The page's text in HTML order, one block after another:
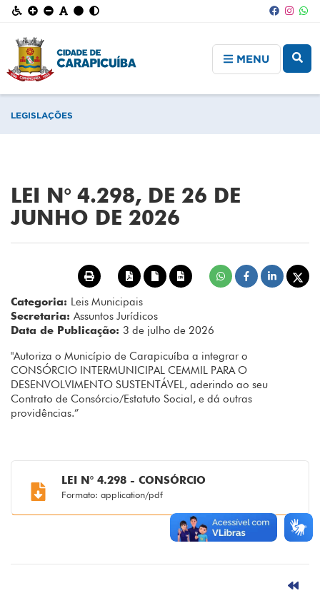
MENU
LEGISLAÇÕES
LEI N° 4.298, DE 26 DE
JUNHO DE 2026
Categoria: Leis Municipais
Secretaria: Assuntos Jurídicos
Data de Publicação: 3 de julho de 2026
"Autoriza o Município de Carapicuíba a integrar o
CONSÓRCIO INTERMUNICIPAL CEMMIL PARA O
DESENVOLVIMENTO SUSTENTÁVEL, aderindo ao seu
Contrato de Consórcio/Estatuto Social, e dá outras
providências.”
LEI N° 4.298 - CONSÓRCIO
Formato: application/pdf